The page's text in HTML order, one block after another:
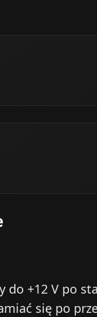
do +12 V po
się po